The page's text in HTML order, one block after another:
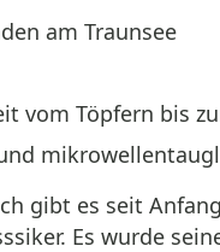
am Traunsee
vom Töpfern bis
gibt es seit
Es wurde